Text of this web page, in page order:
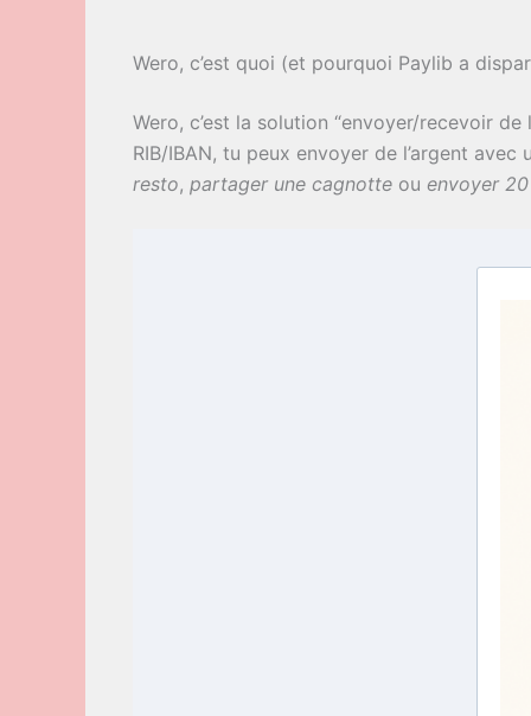
Wero, c’est quoi (et pourquoi Paylib a
Wero, c’est la solution “envoyer/recevoir
RIB/IBAN, tu peux envoyer de l’argent avec
resto, partager une cagnotte ou envoyer